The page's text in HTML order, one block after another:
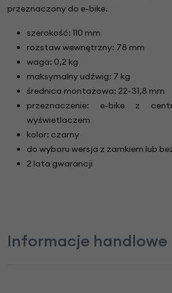
przeznaczony do e-bike.
szerokość: 110 mm
rozstaw wewnętrzny: 78 mm
waga: 0,2 kg
maksymalny udźwig: 7 kg
średnica montażowa: 22-31,8 mm
przeznaczenie: e-bike z
wyświetlaczem
kolor: czarny
do wyboru wersja z zamkiem lub
2 lata gwarancji
Informacje handlowe